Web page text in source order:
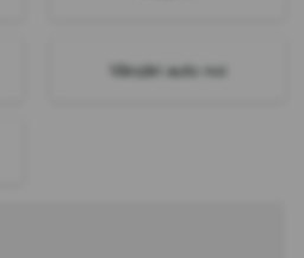
Vânzări auto noi